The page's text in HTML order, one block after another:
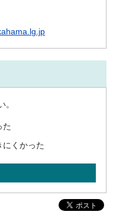
。
た
にくかった